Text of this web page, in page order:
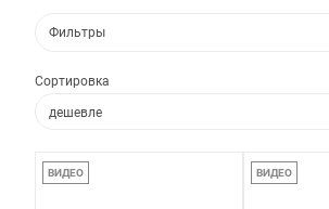
Фильтры
Сортировка
дешевле
по популярности
ВИДЕО ВИДЕО